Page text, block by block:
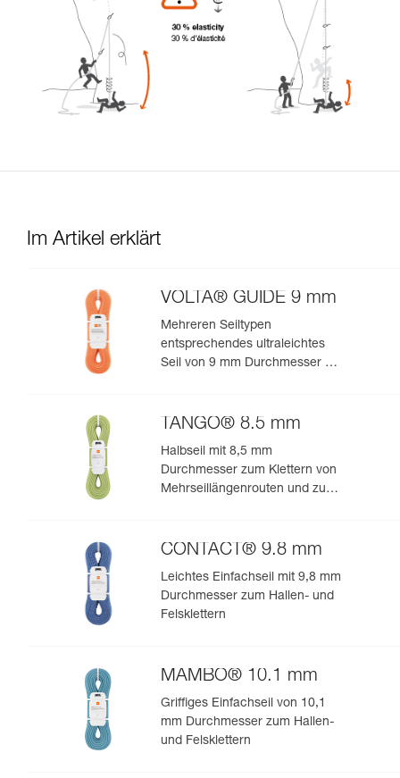
Im Artikel erklärt
VOLTA® GUIDE 9 mm
Mehreren Seiltypen
entsprechendes ultraleichtes
Seil von 9 mm Durchmesser mit
Klettern oder Bergsteigen
TANGO® 8.5 mm
Halbseil mit 8,5 mm
Durchmesser zum Klettern von
Mehrseillängenrouten und zum
CONTACT® 9.8 mm
Leichtes Einfachseil mit 9,8 mm
Durchmesser zum Hallen- und
Felsklettern
MAMBO® 10.1 mm
Griffiges Einfachseil von 10,1
mm Durchmesser zum Hallen-
und Felsklettern